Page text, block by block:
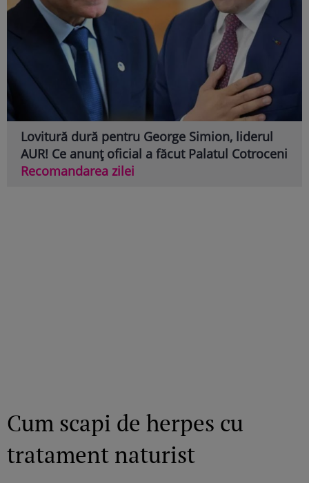
Lovitură dură pentru George Simion, liderul
AUR! Ce anunț oficial a făcut Palatul Cotroceni
Recomandarea zilei
Cum scapi de herpes cu
tratament naturist